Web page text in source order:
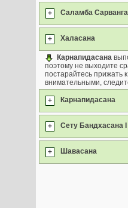
+ Саламба
+ Халасана
Карнапидасана
поэтому не выходите
постарайтесь прижать
внимательными,
+ Карнапидасана
+ Сету Бандхасана I
+ Шавасана